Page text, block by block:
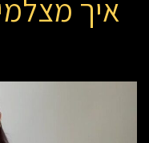
איך